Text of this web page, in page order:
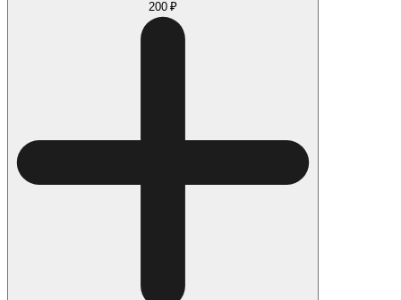
200 ₽